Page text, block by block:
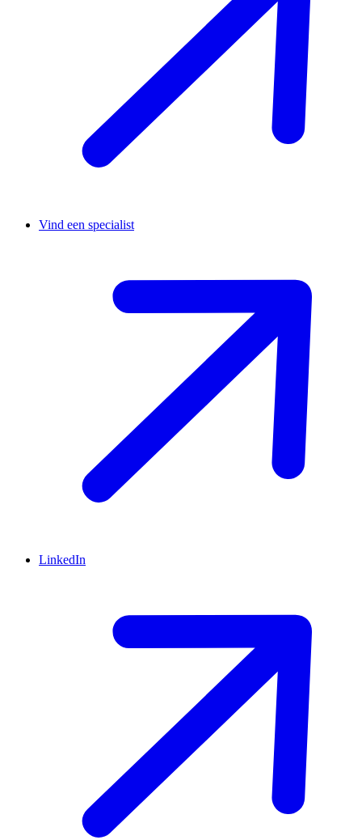
Vind een specialist
LinkedIn